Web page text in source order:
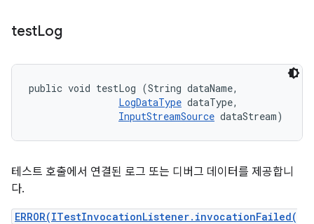
testLog
public void testLog (String dataName,
LogDataType dataType,
InputStreamSource dataStream)
테스트 호출에서 연결된 로그 또는 디버그 데이터를 제공합니
다.
ERROR(ITestInvocationListener.invocationFailed(